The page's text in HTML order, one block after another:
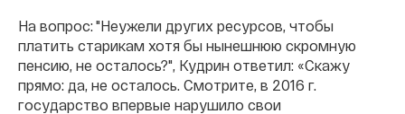
На вопрос: "Неужели других ресурсов, чтобы
платить старикам хотя бы нынешнюю скромную
пенсию, не осталось?", Кудрин ответил: «Скажу
прямо: да, не осталось. Смотрите, в 2016 г.
государство впервые нарушило свои